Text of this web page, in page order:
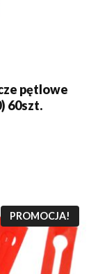
pętlowe
60szt.
PROMOCJA!